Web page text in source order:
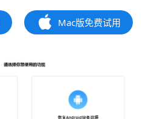
Mac版免费试用